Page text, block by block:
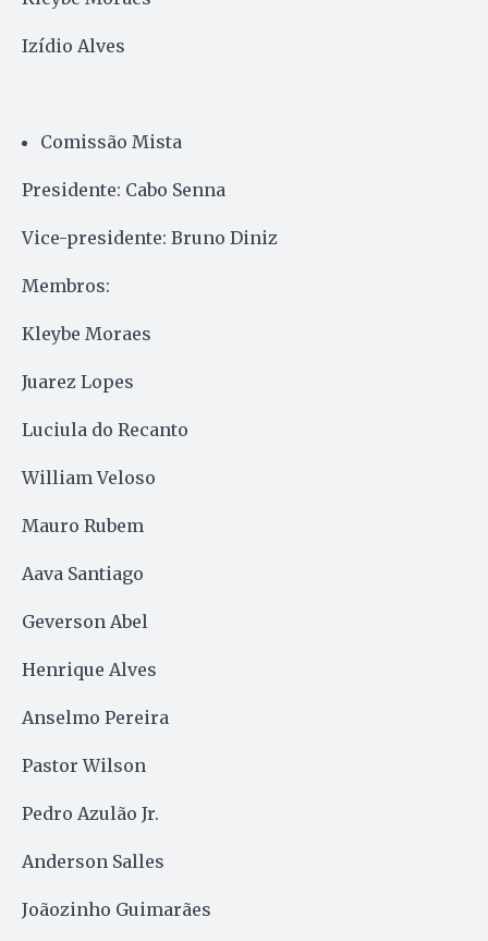
Izídio Alves
Comissão Mista
Presidente: Cabo Senna
Vice-presidente: Bruno Diniz
Membros:
Kleybe Moraes
Juarez Lopes
Luciula do Recanto
William Veloso
Mauro Rubem
Aava Santiago
Geverson Abel
Henrique Alves
Anselmo Pereira
Pastor Wilson
Pedro Azulão Jr.
Anderson Salles
Joãozinho Guimarães